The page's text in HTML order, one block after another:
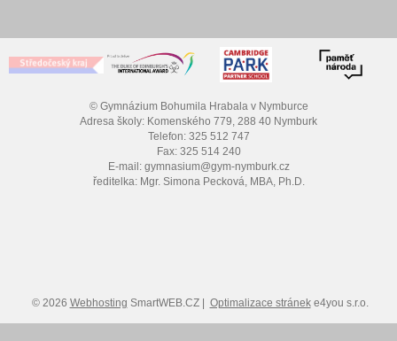
© Gymnázium Bohumila Hrabala v Nymburce
Adresa školy: Komenského 779, 288 40 Nymburk
Telefon: 325 512 747
Fax: 325 514 240
E-mail: gymnasium@gym-nymburk.cz
ředitelka: Mgr. Simona Pecková, MBA, Ph.D.
© 2026 Webhosting SmartWEB.CZ | Optimalizace stráneke4you s.r.o.